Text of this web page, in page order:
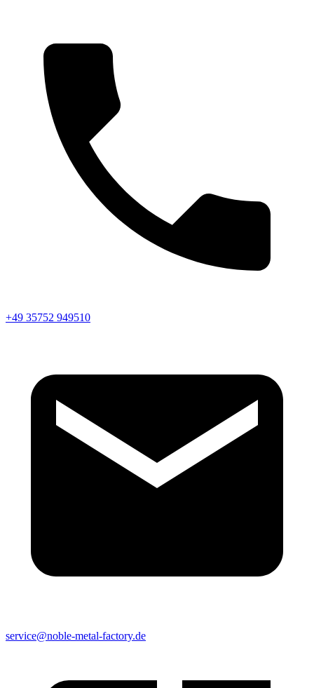
+49 35752 949510
service@noble-metal-factory.de